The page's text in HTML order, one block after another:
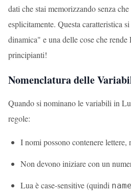
dati che stai memorizzando senza
esplicitamente. Questa caratteristica
dinamica" e una delle cose che
principianti!
Nomenclatura delle
Quando si nominano le variabili in
regole:
I nomi possono contenere lettere,
Non devono iniziare con un
Lua è case-sensitive (quindi name